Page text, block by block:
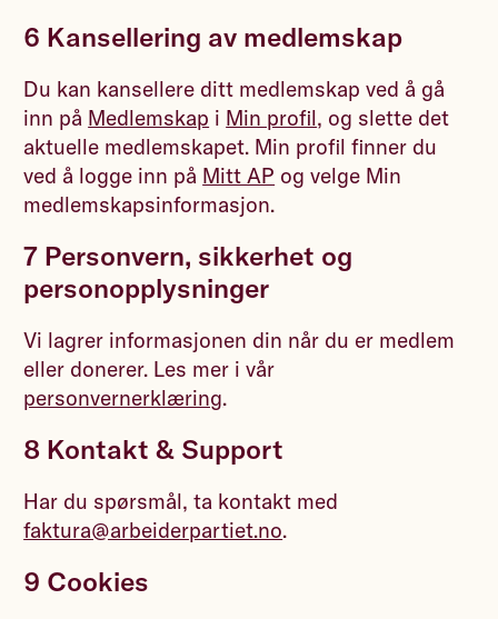
6 Kansellering av medlemskap
Du kan kansellere ditt medlemskap ved å gå
inn på Medlemskap i Min profil, og slette det
aktuelle medlemskapet. Min profil finner du
ved å logge inn på Mitt AP og velge Min
medlemskapsinformasjon.
7 Personvern, sikkerhet og
personopplysninger
Vi lagrer informasjonen din når du er medlem
eller donerer. Les mer i vår
personvernerklæring.
8 Kontakt & Support
Har du spørsmål, ta kontakt med
faktura@arbeiderpartiet.no.
9 Cookies